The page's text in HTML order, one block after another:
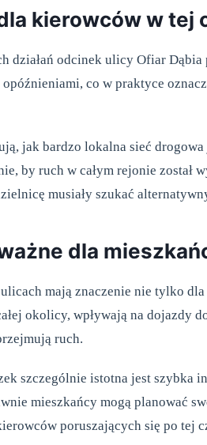
kierowców w tej
działań odcinek ulicy Ofiar
co w praktyce
jak bardzo lokalna sieć
by ruch w całym rejonie został
musiały szukać
dla
mają znaczenie nie tylko
okolicy, wpływają na dojazdy
ruch.
szczególnie istotna jest szybka
mieszkańcy mogą planować
poruszających się po tej